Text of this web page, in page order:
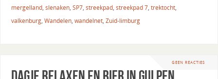
mergelland, slenaken, SP7, streekpad, streekpad 7, trektocht,
valkenburg, Wandelen, wandelnet, Zuid-limburg
GEEN REACTIES